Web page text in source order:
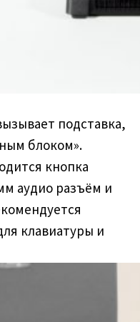
подставка,
блоком».
кнопка
аудио разъём и
клавиатуры и